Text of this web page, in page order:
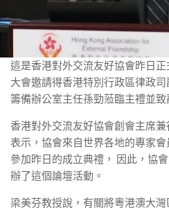
這是香港對外交流友好協會昨日
大會邀請得香港特別行政區律政
籌備辦公室主任孫勁蒞臨主禮並致
香港對外交流友好協會創會主席
表示，協會來自世界各地的專家會
參加昨日的成立典禮， 因此，協
辦了這個論壇活動。
梁美芬教授說，有關將粵港澳大